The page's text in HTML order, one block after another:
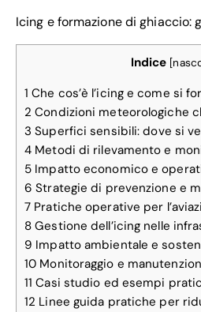
Icing e formazione di ghiaccio:
Indice [
1 Che cos’è l’icing e come si
2 Condizioni meteorologiche
3 Superfici sensibili: dove si
4 Metodi di rilevamento e
5 Impatto economico e
6 Strategie di prevenzione e
7 Pratiche operative per
8 Gestione dell’icing nelle
9 Impatto ambientale e
10 Monitoraggio e
11 Casi studio ed esempi
12 Linee guida pratiche per